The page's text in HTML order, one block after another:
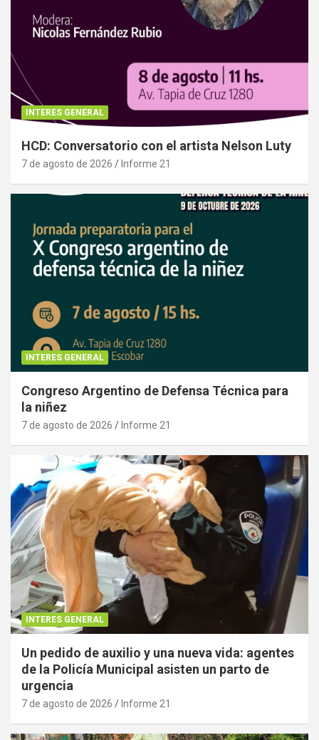
INTERES GENERAL
HCD: Conversatorio con el artista Nelson Luty
7 de agosto de 2026 Informe 21
INTERES GENERAL
Congreso Argentino de Defensa Técnica para
la niñez
7 de agosto de 2026 Informe 21
INTERES GENERAL
Un pedido de auxilio y una nueva vida: agentes
de la Policía Municipal asisten un parto de
urgencia
7 de agosto de 2026 Informe 21